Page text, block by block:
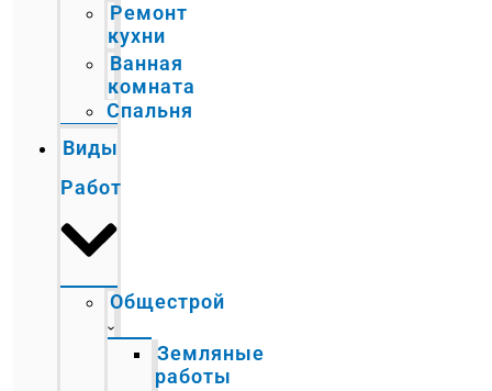
Ремонт
кухни
Ванная
комната
Спальня
Виды
Работ
Общестрой
Земляные
работы